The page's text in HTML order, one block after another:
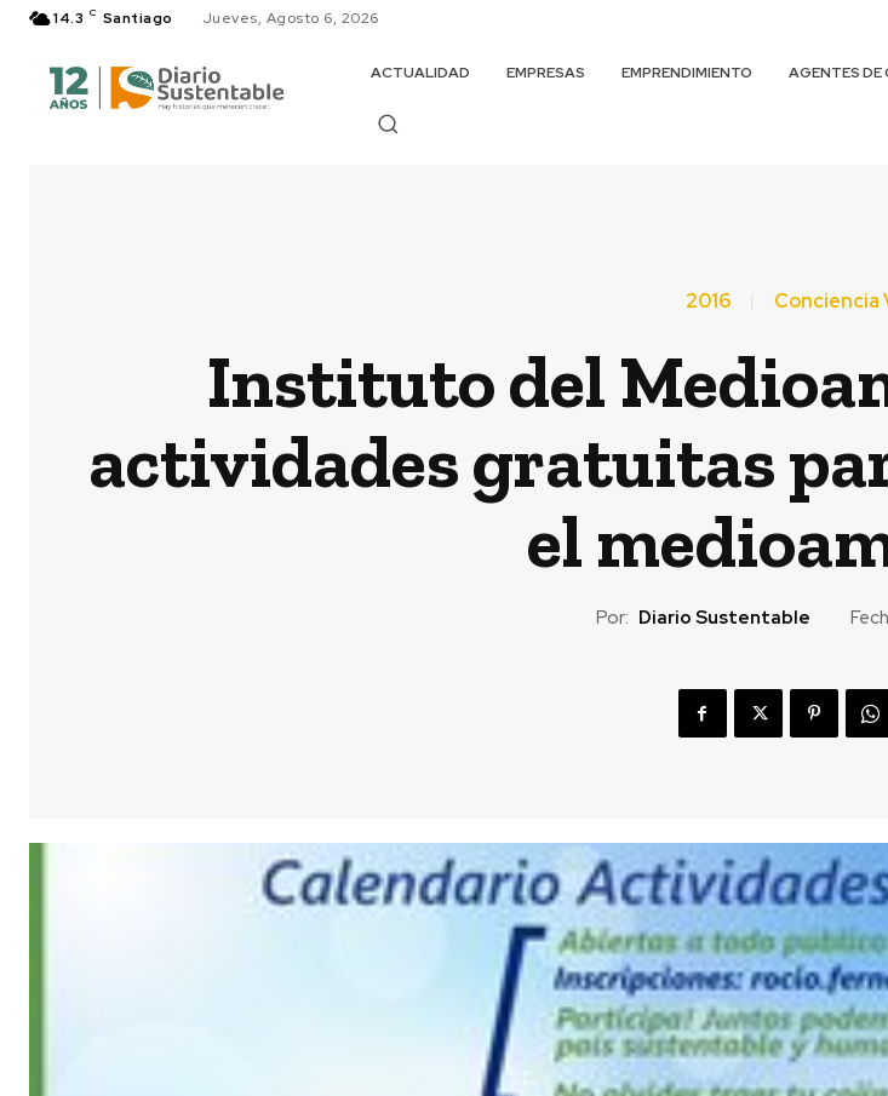
14.3 C Santiago Jueves, Agosto 6, 2026
ACTUALIDAD EMPRESAS EMPRENDIMIENTO AGENTES DE
2016 Conciencia
Instituto del
actividades gratuitas
el
Por: Diario Sustentable